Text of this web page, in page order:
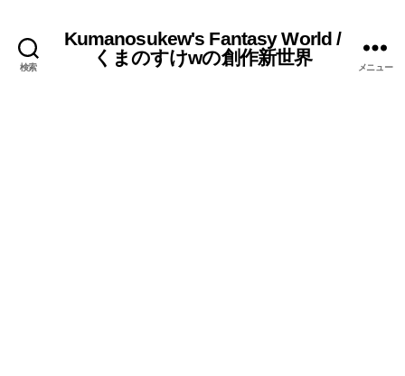
検索
Kumanosukew's Fantasy World /
くまのすけwの創作新世界
メニュー